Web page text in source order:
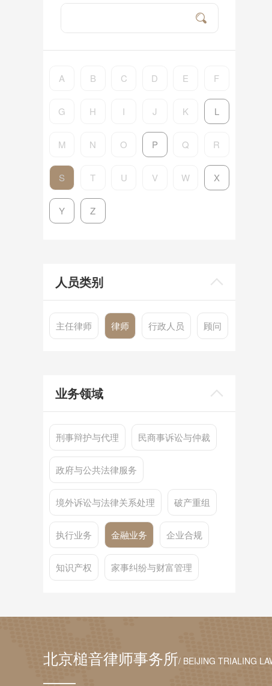
A B C D E F
G H I J K L
M N O P Q R
S T U V W X
Y Z
人员类别
主任律师 律师 行政人员 顾问
业务领域
刑事辩护与代理 民商事诉讼与仲裁
政府与公共法律服务
境外诉讼与法律关系处理 破产重组
执行业务 金融业务 企业合规
知识产权 家事纠纷与财富管理
北京槌音律师事务所/ BEIJING TRIALING